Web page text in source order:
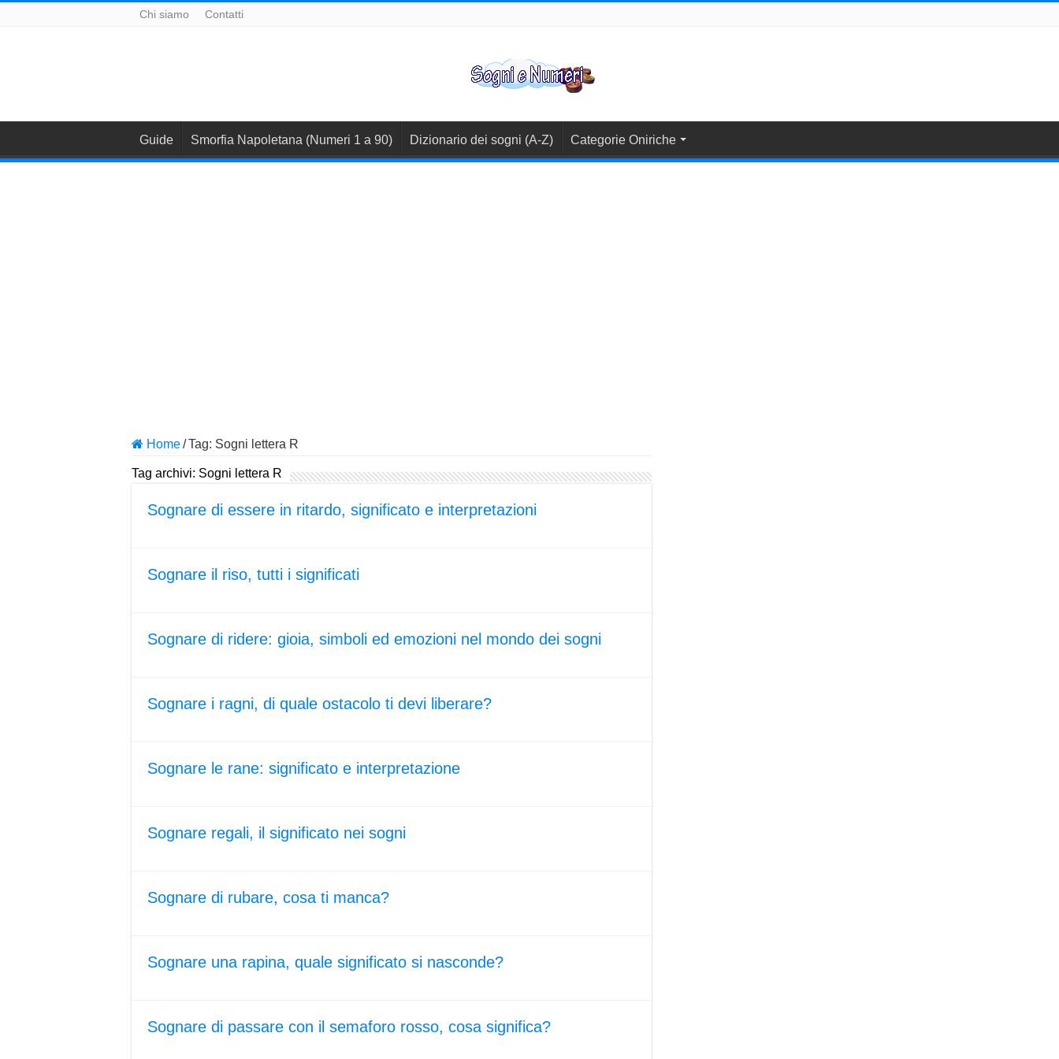
Chi siamo Contatti
Guide Smorfia Napoletana (Numeri 1 a 90) Dizionario dei sogni (A-Z) Categorie Oniriche
Home/Tag: Sogni lettera R
Tag archivi: Sogni lettera R
Sognare di essere in ritardo, significato e interpretazioni
Sognare il riso, tutti i significati
Sognare di ridere: gioia, simboli ed emozioni nel mondo dei sogni
Sognare i ragni, di quale ostacolo ti devi liberare?
Sognare le rane: significato e interpretazione
Sognare regali, il significato nei sogni
Sognare di rubare, cosa ti manca?
Sognare una rapina, quale significato si nasconde?
Sognare di passare con il semaforo rosso, cosa significa?